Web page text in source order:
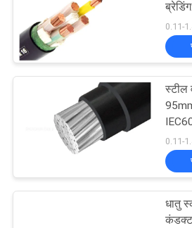
BLOG
एक
कम धुआं शून्य
केबल
ब्रेडिंग:
0.11-
स्टील
0.11-
धातु